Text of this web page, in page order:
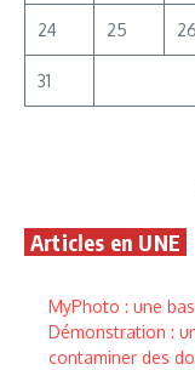
24 25 26
31
Articles en UNE
MyPhoto : une
Démonstration :
contaminer des